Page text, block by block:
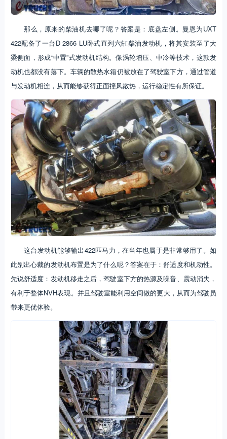
那么，原来的柴油机去哪了呢？答案是：底盘左侧。曼恩为UXT
422配备了一台D 2866 LU卧式直列六缸柴油发动机，将其安装至了大
梁侧面，形成“中置”式发动机结构。像涡轮增压、中冷等技术，这款发
动机也都没有落下。车辆的散热水箱仍被放在了驾驶室下方，通过管道
与发动机相连，从而能够获得正面撞风散热，运行稳定性有所保证。
这台发动机能够输出422匹马力，在当年也属于是非常够用了。如
此别出心裁的发动机布置是为了什么呢？答案在于：舒适度和机动性。
先说舒适度：发动机移走之后，驾驶室下方的热源及噪音、震动消失，
有利于整体NVH表现。并且驾驶室能利用空间做的更大，从而为驾驶员
带来更优体验。